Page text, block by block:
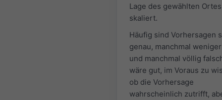
Lage des gewählten Ortes
skaliert.
Häufig sind Vorhersagen
genau, manchmal
und manchmal völlig
wäre gut, im Voraus zu
ob die Vorhersage
wahrscheinlich zutrifft,